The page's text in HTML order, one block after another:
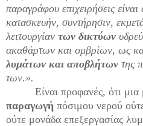
παραγράφου επιχειρήσεις
κατασκευήν, συντήρησιν,
λειτουργίαν των δικτύων
ακαθάρτων και ομβρίων, ως
λυμάτων και αποβλήτων της
των.».
Είναι προφανές, ότι
παραγωγή πόσιμου νερού
ούτε μονάδα επεξεργασίας